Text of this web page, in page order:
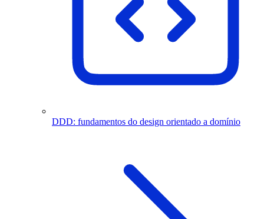
DDD: fundamentos do design orientado a domínio